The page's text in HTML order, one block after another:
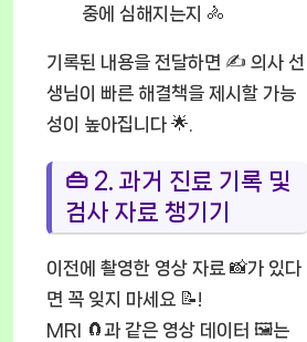
중에 심해지는지 🚴
기록된 내용을 전달하면 ✍️ 의사 선
생님이 빠른 해결책을 제시할 가능
성이 높아집니다 🌟.
👜 2. 과거 진료 기록 및
검사 자료 챙기기
이전에 촬영한 영상 자료 📸가 있다
면 꼭 잊지 마세요 📝!
MRI 🧲과 같은 영상 데이터 🖼️는